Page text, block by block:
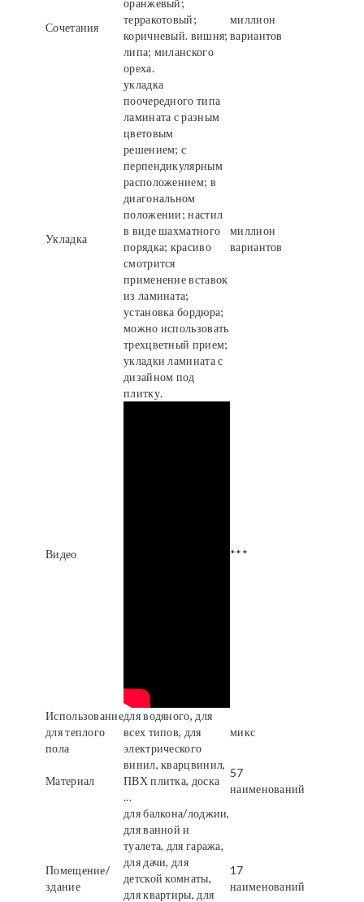
Сочетания
оранжевый;
терракотовый;
коричневый. вишня;
липа; миланского
ореха.
миллион
вариантов
Укладка
укладка
поочередного типа
ламината с разным
цветовым
решением; с
перпендикулярным
расположением; в
диагональном
положении; настил
в виде шахматного
порядка; красиво
смотрится
применение вставок
из ламината;
установка бордюра;
можно использовать
трехцветный прием;
укладки ламината с
дизайном под
плитку.
миллион
вариантов
Видео ***
Использование
для теплого
пола
для водяного, для
всех типов, для
электрического
микс
Материал
винил, кварцвинил,
ПВХ плитка, доска
...
57
наименований
Помещение/
здание
для балкона/лоджии,
для ванной и
туалета, для гаража,
для дачи, для
детской комнаты,
для квартиры, для
17
наименований